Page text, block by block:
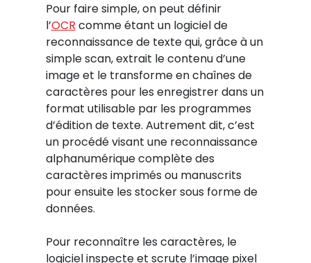
Pour faire simple, on peut définir
l’OCR comme étant un logiciel de
reconnaissance de texte qui, grâce à un
simple scan, extrait le contenu d’une
image et le transforme en chaînes de
caractères pour les enregistrer dans un
format utilisable par les programmes
d’édition de texte. Autrement dit, c’est
un procédé visant une reconnaissance
alphanumérique complète des
caractères imprimés ou manuscrits
pour ensuite les stocker sous forme de
données.
Pour reconnaître les caractères, le
logiciel inspecte et scrute l’image pixel